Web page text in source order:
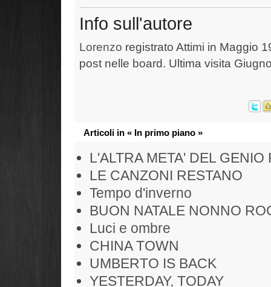
Info sull'autore
Lorenzo registrato Attimi in Maggio
post nelle board. Ultima visita
Articoli in « In primo piano »
L'ALTRA META' DEL GENIO
LE CANZONI RESTANO
Tempo d'inverno
BUON NATALE NONNO
Luci e ombre
CHINA TOWN
UMBERTO IS BACK
YESTERDAY, TODAY